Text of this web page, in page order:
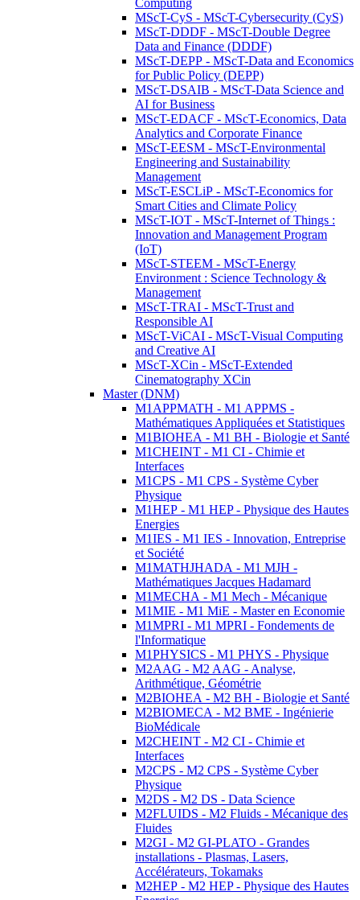
Computing
MScT-CyS - MScT-Cybersecurity (CyS)
MScT-DDDF - MScT-Double Degree
Data and Finance (DDDF)
MScT-DEPP - MScT-Data and Economics
for Public Policy (DEPP)
MScT-DSAIB - MScT-Data Science and
AI for Business
MScT-EDACF - MScT-Economics, Data
Analytics and Corporate Finance
MScT-EESM - MScT-Environmental
Engineering and Sustainability
Management
MScT-ESCLiP - MScT-Economics for
Smart Cities and Climate Policy
MScT-IOT - MScT-Internet of Things :
Innovation and Management Program
(IoT)
MScT-STEEM - MScT-Energy
Environment : Science Technology &
Management
MScT-TRAI - MScT-Trust and
Responsible AI
MScT-ViCAI - MScT-Visual Computing
and Creative AI
MScT-XCin - MScT-Extended
Cinematography XCin
Master (DNM)
M1APPMATH - M1 APPMS -
Mathématiques Appliquées et Statistiques
M1BIOHEA - M1 BH - Biologie et Santé
M1CHEINT - M1 CI - Chimie et
Interfaces
M1CPS - M1 CPS - Système Cyber
Physique
M1HEP - M1 HEP - Physique des Hautes
Energies
M1IES - M1 IES - Innovation, Entreprise
et Société
M1MATHJHADA - M1 MJH -
Mathématiques Jacques Hadamard
M1MECHA - M1 Mech - Mécanique
M1MIE - M1 MiE - Master en Economie
M1MPRI - M1 MPRI - Fondements de
l'Informatique
M1PHYSICS - M1 PHYS - Physique
M2AAG - M2 AAG - Analyse,
Arithmétique, Géométrie
M2BIOHEA - M2 BH - Biologie et Santé
M2BIOMECA - M2 BME - Ingénierie
BioMédicale
M2CHEINT - M2 CI - Chimie et
Interfaces
M2CPS - M2 CPS - Système Cyber
Physique
M2DS - M2 DS - Data Science
M2FLUIDS - M2 Fluids - Mécanique des
Fluides
M2GI - M2 GI-PLATO - Grandes
installations - Plasmas, Lasers,
Accélérateurs, Tokamaks
M2HEP - M2 HEP - Physique des Hautes